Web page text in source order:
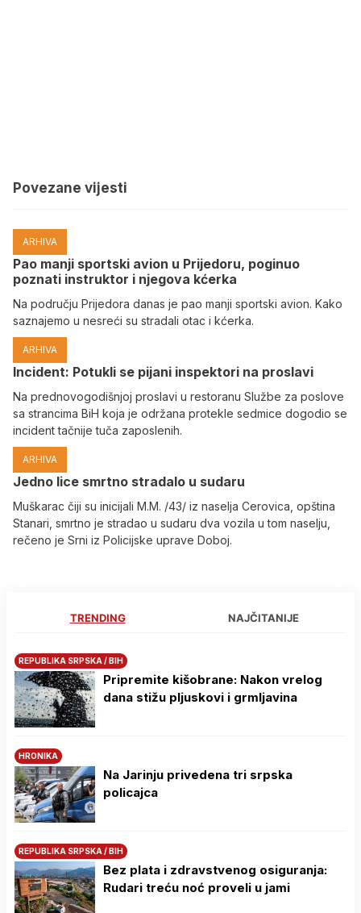
Povezane vijesti
ARHIVA
Pao manji sportski avion u Prijedoru, poginuo
poznati instruktor i njegova kćerka
Na području Prijedora danas je pao manji sportski avion. Kako
saznajemo u nesreći su stradali otac i kćerka.
ARHIVA
Incident: Potukli se pijani inspektori na proslavi
Na prednovogodišnjoj proslavi u restoranu Službe za poslove
sa strancima BiH koja je održana protekle sedmice dogodio se
incident tačnije tuča zaposlenih.
ARHIVA
Јedno lice smrtno stradalo u sudaru
Muškarac čiji su inicijali M.M. /43/ iz naselja Cerovica, opština
Stanari, smrtno je stradao u sudaru dva vozila u tom naselju,
rečeno je Srni iz Policijske uprave Doboj.
TRENDING NAJČITANIJE
REPUBLIKA SRPSKA / BIH
Pripremite kišobrane: Nakon vrelog
dana stižu pljuskovi i grmljavina
HRONIKA
Na Јarinju privedena tri srpska
policajca
REPUBLIKA SRPSKA / BIH
Bez plata i zdravstvenog osiguranja:
Rudari treću noć proveli u jami